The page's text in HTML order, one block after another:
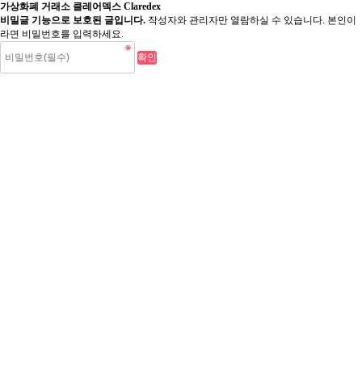
가상화폐 거래소 클레어덱스 Claredex
비밀글 기능으로 보호된 글입니다. 작성자와 관리자만 열람하실 수 있습니다. 본인이
라면 비밀번호를 입력하세요.